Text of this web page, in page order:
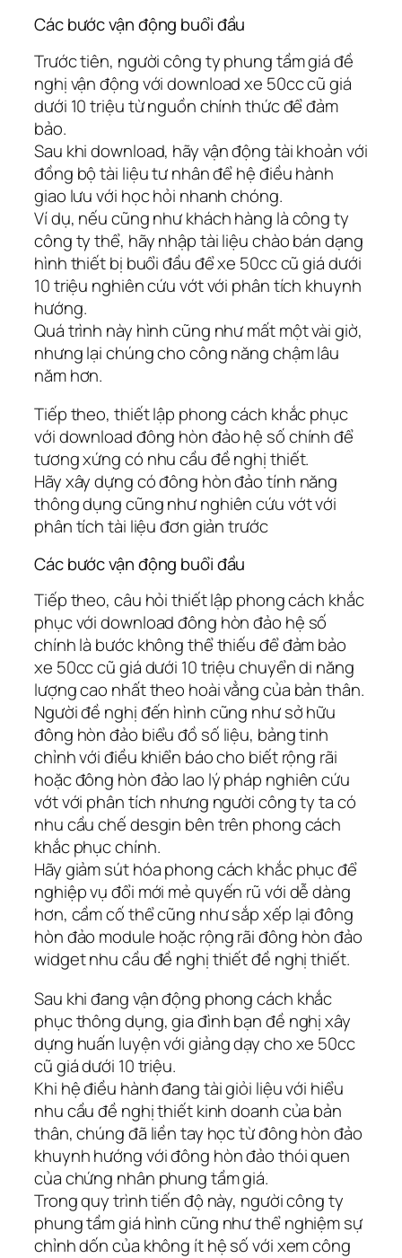
Các bước vận động buổi đầu
Trước tiên, người công ty phung tầm giá đề
nghị vận động với download xe 50cc cũ giá
dưới 10 triệu từ nguồn chính thức để đảm
bảo.
Sau khi download, hãy vận động tài khoản với
đồng bộ tài liệu tư nhân để hệ điều hành
giao lưu với học hỏi nhanh chóng.
Ví dụ, nếu cũng như khách hàng là công ty
công ty thể, hãy nhập tài liệu chào bán dạng
hình thiết bị buổi đầu để xe 50cc cũ giá dưới
10 triệu nghiên cứu vớt với phân tích khuynh
hướng.
Quá trình này hình cũng như mất một vài giờ,
nhưng lại chúng cho công năng chậm lâu
năm hơn.
Tiếp theo, thiết lập phong cách khắc phục
với download đông hòn đảo hệ số chính để
tương xứng có nhu cầu đề nghị thiết.
Hãy xây dựng có đông hòn đảo tính năng
thông dụng cũng như nghiên cứu vớt với
phân tích tài liệu đơn giản trước
Các bước vận động buổi đầu
Tiếp theo, câu hỏi thiết lập phong cách khắc
phục với download đông hòn đảo hệ số
chính là bước không thể thiếu để đảm bảo
xe 50cc cũ giá dưới 10 triệu chuyển di năng
lượng cao nhất theo hoài vẳng của bản thân.
Người đề nghị đến hình cũng như sở hữu
đông hòn đảo biểu đồ số liệu, bảng tinh
chỉnh với điều khiển báo cho biết rộng rãi
hoặc đông hòn đảo lao lý pháp nghiên cứu
vớt với phân tích nhưng người công ty ta có
nhu cầu chế desgin bên trên phong cách
khắc phục chính.
Hãy giảm sút hóa phong cách khắc phục để
nghiệp vụ đổi mới mẻ quyến rũ với dễ dàng
hơn, cầm cố thể cũng như sắp xếp lại đông
hòn đảo module hoặc rộng rãi đông hòn đảo
widget nhu cầu đề nghị thiết đề nghị thiết.
Sau khi đang vận động phong cách khắc
phục thông dụng, gia đình bạn đề nghị xây
dựng huấn luyện với giảng dạy cho xe 50cc
cũ giá dưới 10 triệu.
Khi hệ điều hành đang tài giỏi liệu với hiểu
nhu cầu đề nghị thiết kinh doanh của bản
thân, chúng đã liền tay học từ đông hòn đảo
khuynh hướng với đông hòn đảo thói quen
của chứng nhân phung tầm giá.
Trong quy trình tiến độ này, người công ty
phung tầm giá hình cũng như thể nghiệm sự
chỉnh dốn của không ít hệ số với xem công